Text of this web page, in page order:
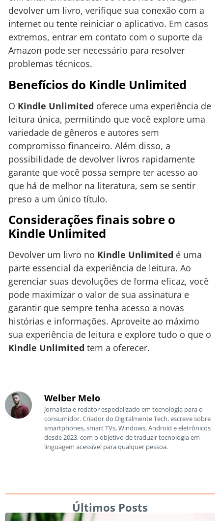
devolver um livro, verifique sua conexão com a
internet ou tente reiniciar o aplicativo. Em casos
extremos, entrar em contato com o suporte da
Amazon pode ser necessário para resolver
problemas técnicos.
Benefícios do Kindle Unlimited
O Kindle Unlimited oferece uma experiência de
leitura única, permitindo que você explore uma
variedade de gêneros e autores sem
compromisso financeiro. Além disso, a
possibilidade de devolver livros rapidamente
garante que você possa sempre ter acesso ao
que há de melhor na literatura, sem se sentir
preso a um único título.
Considerações finais sobre o
Kindle Unlimited
Devolver um livro no Kindle Unlimited é uma
parte essencial da experiência de leitura. Ao
gerenciar suas devoluções de forma eficaz, você
pode maximizar o valor de sua assinatura e
garantir que sempre tenha acesso a novas
histórias e informações. Aproveite ao máximo
sua experiência de leitura e explore tudo o que o
Kindle Unlimited tem a oferecer.
Welber Melo
Jornalista e redator especializado em tecnologia para o
consumidor. Criador do Digitalmente Tech, escreve sobre
smartphones, smart TVs, Windows, Android e eletrônicos
desde 2023, com o objetivo de traduzir tecnologia em
linguagem acessível para qualquer pessoa.
Últimos Posts